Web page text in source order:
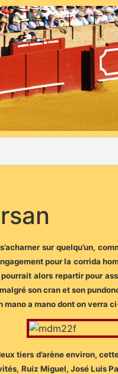
sur quelqu’un,
pour la corrida
alors repartir pour
son cran et son
mano a mano dont on verra
tiers d’arène environ,
Ruiz Miguel, José Luis